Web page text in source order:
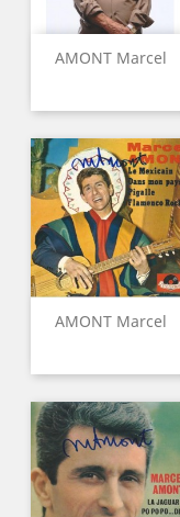
AMONT Marcel
AMONT Marcel